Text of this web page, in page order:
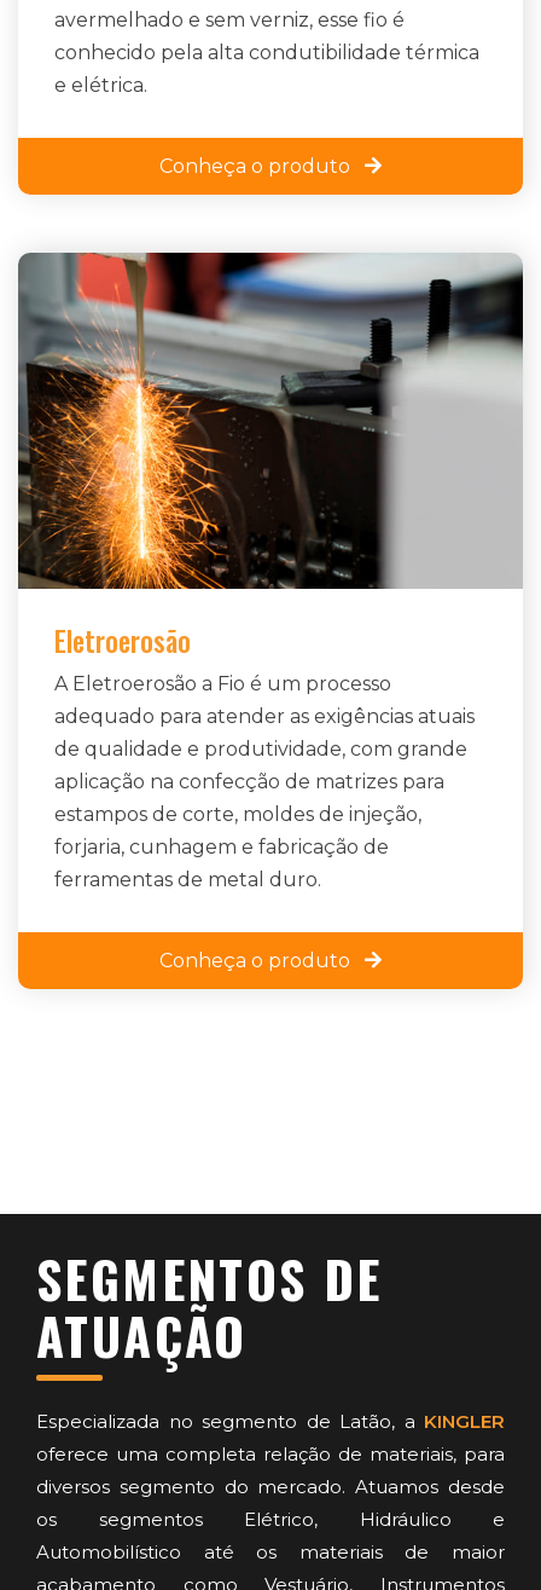
avermelhado e sem verniz, esse fio é
conhecido pela alta condutibilidade térmica
e elétrica.
Conheça o produto
Eletroerosão
A Eletroerosão a Fio é um processo
adequado para atender as exigências atuais
de qualidade e produtividade, com grande
aplicação na confecção de matrizes para
estampos de corte, moldes de injeção,
forjaria, cunhagem e fabricação de
ferramentas de metal duro.
Conheça o produto
SEGMENTOS DE
ATUAÇÃO
Especializada no segmento de Latão, a KINGLER
oferece uma completa relação de materiais, para
diversos segmento do mercado. Atuamos desde
os segmentos Elétrico, Hidráulico e
Automobilístico até os materiais de maior
acabamento como Vestuário, Instrumentos